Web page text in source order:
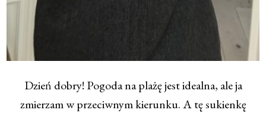
Dzień dobry! Pogoda na plażę jest idealna, ale ja
zmierzam w przeciwnym kierunku. A tę sukienkę